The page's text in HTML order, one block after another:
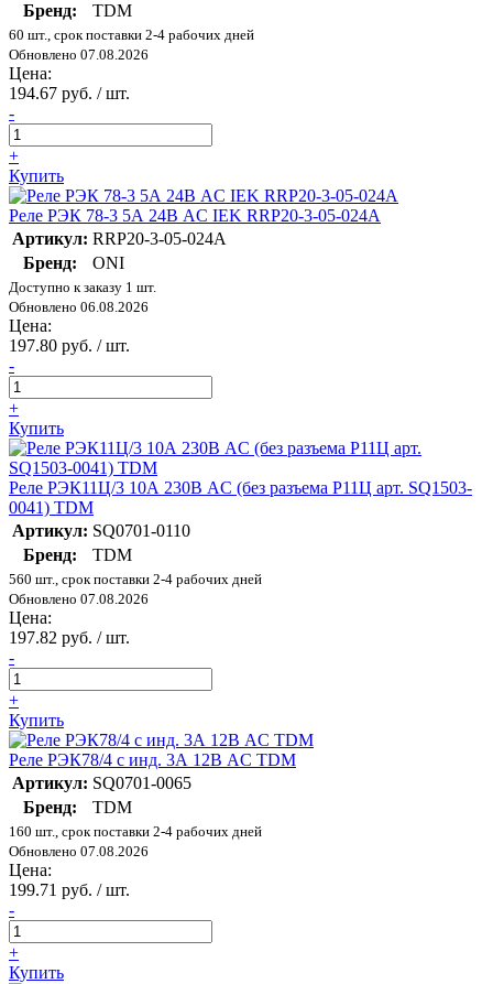
Бренд:
TDM
60 шт., срок поставки 2-4 рабочих дней
Обновлено 07.08.2026
Цена:
194.67 руб. / шт.
-
+
Купить
Реле РЭК 78-3 5А 24В AC IEK RRP20-3-05-024A
Артикул: RRP20-3-05-024A
Бренд:
ONI
Доступно к заказу 1 шт.
Обновлено 06.08.2026
Цена:
197.80 руб. / шт.
-
+
Купить
Реле РЭК11Ц/3 10А 230В AC (без разъема Р11Ц арт. SQ1503-
0041) TDM
Артикул: SQ0701-0110
Бренд:
TDM
560 шт., срок поставки 2-4 рабочих дней
Обновлено 07.08.2026
Цена:
197.82 руб. / шт.
-
+
Купить
Реле РЭК78/4 с инд. 3А 12В AC TDM
Артикул: SQ0701-0065
Бренд:
TDM
160 шт., срок поставки 2-4 рабочих дней
Обновлено 07.08.2026
Цена:
199.71 руб. / шт.
-
+
Купить